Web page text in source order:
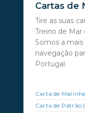
Cartas de
Tire as suas
Treino de Mar
Somos a
navegação
Portugal.
Carta de
Carta de Patrão